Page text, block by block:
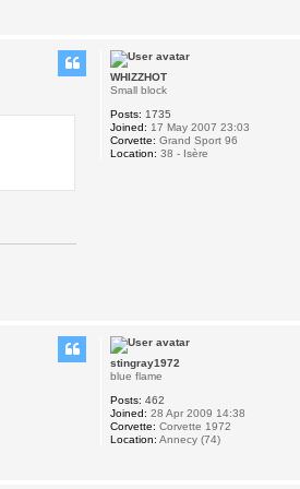
WHIZZHOT
Small block
Posts: 1735
Joined: 17 May 2007 23:03
Corvette: Grand Sport 96
Location: 38 - Isère
stingray1972
blue flame
Posts: 462
Joined: 28 Apr 2009 14:38
Corvette: Corvette 1972
Location: Annecy (74)